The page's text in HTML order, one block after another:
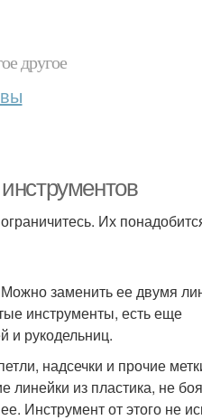
другое
Их
заменить ее двумя
инструменты, есть еще
и рукодельниц.
надсечки и прочие
линейки из пластика, не
Инструмент от этого не